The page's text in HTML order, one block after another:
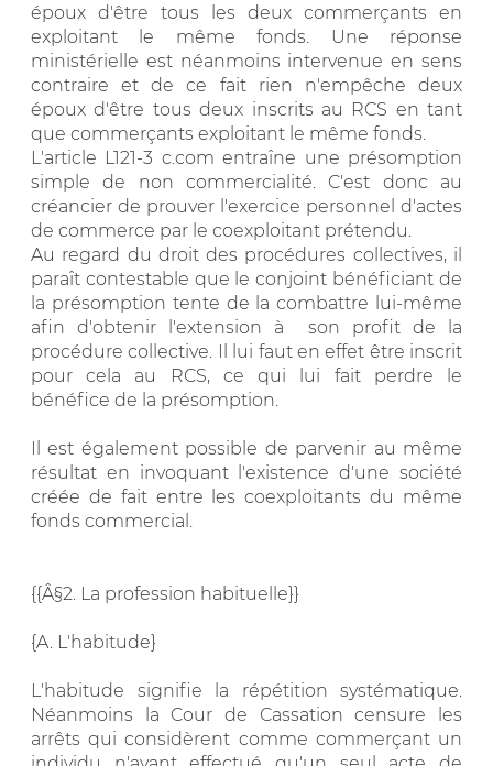
époux d'être tous les deux commerçants en
exploitant le même fonds. Une réponse
ministérielle est néanmoins intervenue en sens
contraire et de ce fait rien n'empêche deux
époux d'être tous deux inscrits au RCS en tant
que commerçants exploitant le même fonds.
L'article L121-3 c.com entraîne une présomption
simple de non commercialité. C'est donc au
créancier de prouver l'exercice personnel d'actes
de commerce par le coexploitant prétendu.
Au regard du droit des procédures collectives, il
paraît contestable que le conjoint bénéficiant de
la présomption tente de la combattre lui-même
afin d'obtenir l'extension à son profit de la
procédure collective. Il lui faut en effet être inscrit
pour cela au RCS, ce qui lui fait perdre le
bénéfice de la présomption.
Il est également possible de parvenir au même
résultat en invoquant l'existence d'une société
créée de fait entre les coexploitants du même
fonds commercial.
{{Â§2. La profession habituelle}}
{A. L'habitude}
L'habitude signifie la répétition systématique.
Néanmoins la Cour de Cassation censure les
arrêts qui considèrent comme commerçant un